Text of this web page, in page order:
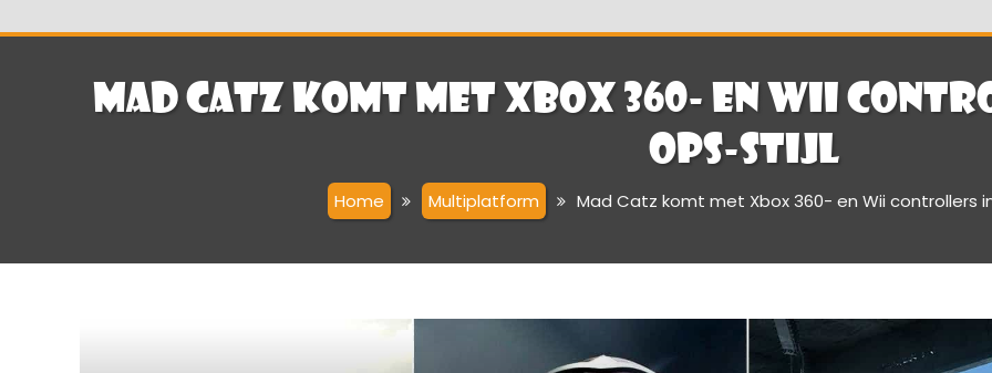
Mad Catz komt met Xbox 360- en Wii
Ops-stijl
Home Multiplatform Mad Catz komt met Xbox 360- en Wii controllers